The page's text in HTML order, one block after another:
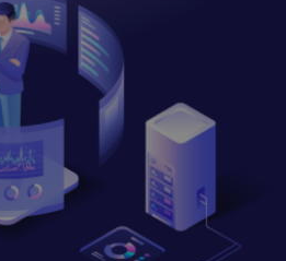
inwestycji
swoją strategię kryptowalut